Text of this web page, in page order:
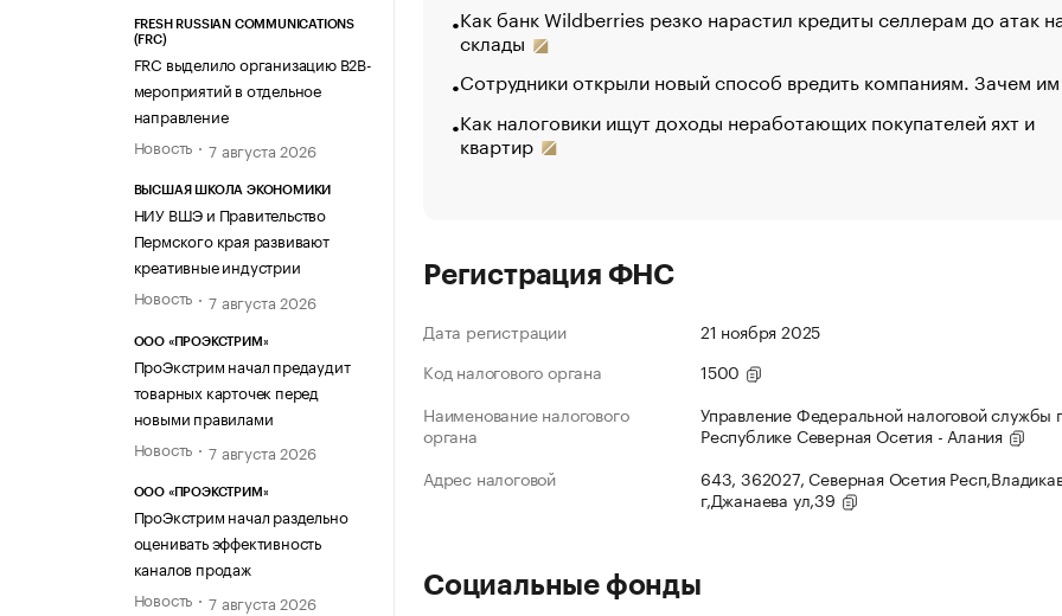
FRESH RUSSIAN COMMUNICATIONS
(FRC)
FRC выделило организацию B2B-
мероприятий в отдельное
направление
Новость
7 августа 2026
ВЫСШАЯ ШКОЛА ЭКОНОМИКИ
НИУ ВШЭ и Правительство
Пермского края развивают
креативные индустрии
Новость
7 августа 2026
ООО «ПРОЭКСТРИМ»
ПроЭкстрим начал предаудит
товарных карточек перед
новыми правилами
Новость
7 августа 2026
ООО «ПРОЭКСТРИМ»
ПроЭкстрим начал раздельно
оценивать эффективность
каналов продаж
Новость
7 августа 2026
Как банк Wildberries резко нарастил кредиты селлерам до атак
склады
Сотрудники открыли новый способ вредить компаниям. Зачем
Как налоговики ищут доходы неработающих покупателей яхт и
квартир
Регистрация ФНС
Дата регистрации
21 ноября 2025
Код налогового органа
1500
Наименование налогового
органа
Управление Федеральной налоговой службы
Республике Северная Осетия - Алания
Адрес налоговой
643, 362027, Северная Осетия
г,Джанаева ул,39
Социальные фонды